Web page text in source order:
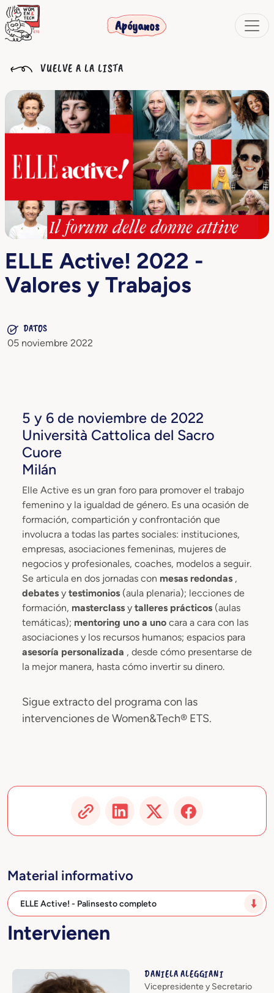
Apóyanos
VUELVE A LA LISTA
ELLE Active! 2022 -
Valores y Trabajos
DATOS
05 noviembre 2022
5 y 6 de noviembre de 2022
Università Cattolica del Sacro
Cuore
Milán
Elle Active es un gran foro para promover el trabajo
femenino y la igualdad de género. Es una ocasión de
formación, compartición y confrontación que
involucra a todas las partes sociales: instituciones,
empresas, asociaciones femeninas, mujeres de
negocios y profesionales, coaches, modelos a seguir.
Se articula en dos jornadas con mesas redondas ,
debates y testimonios (aula plenaria); lecciones de
formación, masterclass y talleres prácticos (aulas
temáticas); mentoring uno a uno cara a cara con las
asociaciones y los recursos humanos; espacios para
asesoría personalizada , desde cómo presentarse de
la mejor manera, hasta cómo invertir su dinero.
Sigue extracto del programa con las
intervenciones de Women&Tech® ETS.
Material informativo
ELLE Active! - Palinsesto completo
Intervienen
DANIELA ALEGGIANI
Vicepresidente y Secretario